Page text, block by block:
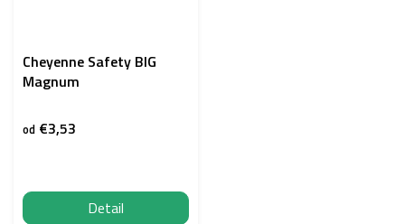
Cheyenne Safety BIG
Magnum
od €3,53
Detail